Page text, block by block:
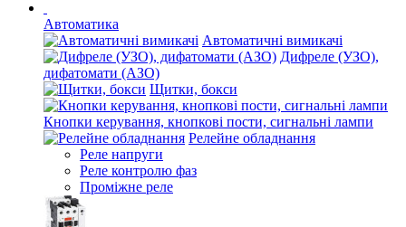
Автоматика
Автоматичні вимикачі
Дифреле (УЗО),
дифатомати (АЗО)
Щитки, бокси
Кнопки керування, кнопкові пости, сигнальні лампи
Релейне обладнання
Реле напруги
Реле контролю фаз
Проміжне реле